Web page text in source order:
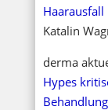
Haarausfall
Katalin
derma
Hypes